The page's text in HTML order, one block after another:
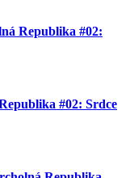
Republika #02:
#02: Srdce